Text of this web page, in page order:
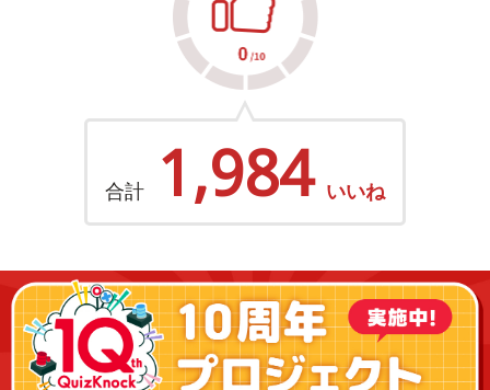
合計 1,984 いいね